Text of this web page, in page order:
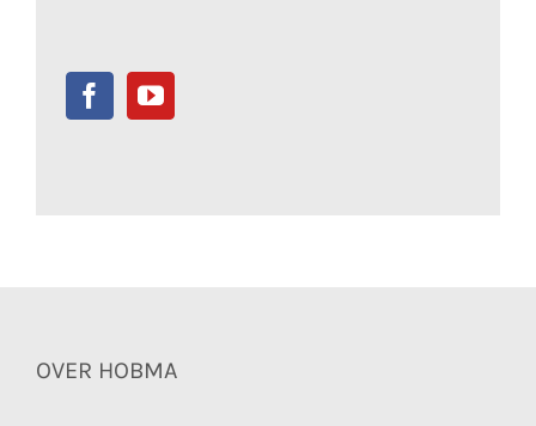
OVER HOBMA